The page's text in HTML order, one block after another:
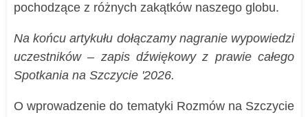
pochodzące z różnych zakątków naszego globu.
Na końcu artykułu dołączamy nagranie wypowiedzi
uczestników – zapis dźwiękowy z prawie całego
Spotkania na Szczycie '2026.
O wprowadzenie do tematyki Rozmów na Szczycie